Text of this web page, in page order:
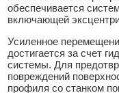
обеспечивается
включающей
Усиленное
достигается за счет
системы. Для
повреждений
профиля со станком